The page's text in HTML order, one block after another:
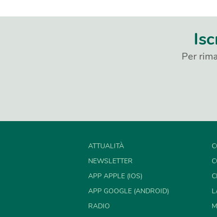
Per
ATTUALITÀ
NEWSLETTER
APP APPLE (IOS)
APP GOOGLE (ANDROID)
RADIO